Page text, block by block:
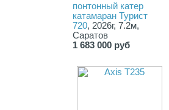
понтонный катер
катамаран Турист
720, 2026г, 7.2м,
Саратов
1 683 000 руб